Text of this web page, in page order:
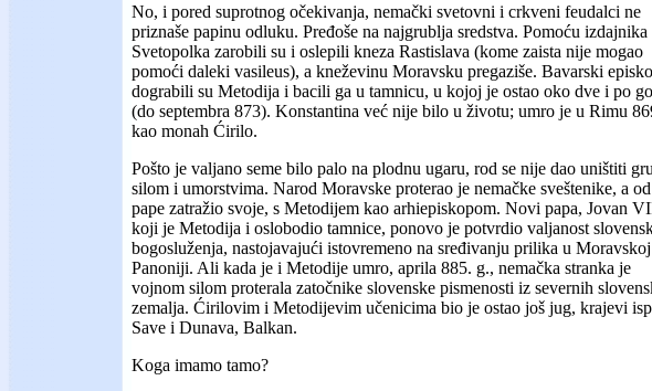
No, i pored suprotnog očekivanja, nemački svetovni i crkveni feudalci ne
priznaše papinu odluku. Pređoše na najgrublja sredstva. Pomoću izdajnika
Svetopolka zarobili su i oslepili kneza Rastislava (kome zaista nije mogao
pomoći daleki vasileus), a kneževinu Moravsku pregaziše. Bavarski
dograbili su Metodija i bacili ga u tamnicu, u kojoj je ostao oko dve i po
(do septembra 873). Konstantina već nije bilo u životu; umro je u Rimu
kao monah Ćirilo.
Pošto je valjano seme bilo palo na plodnu ugaru, rod se nije dao uništiti
silom i umorstvima. Narod Moravske proterao je nemačke sveštenike, a od
pape zatražio svoje, s Metodijem kao arhiepiskopom. Novi papa, Jovan
koji je Metodija i oslobodio tamnice, ponovo je potvrdio valjanost
bogosluženja, nastojavajući istovremeno na sređivanju prilika u
Panoniji. Ali kada je i Metodije umro, aprila 885. g., nemačka stranka je
vojnom silom proterala zatočnike slovenske pismenosti iz severnih
zemalja. Ćirilovim i Metodijevim učenicima bio je ostao još jug, krajevi
Save i Dunava, Balkan.
Koga imamo tamo?